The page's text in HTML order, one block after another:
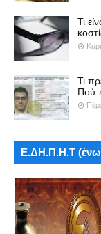
Τι
Τι
Πού
Ε.ΔΗ.Π.Η.Τ